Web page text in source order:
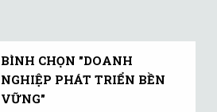
BÌNH CHỌN "DOANH
NGHIỆP PHÁT TRIỂN BỀN
VỮNG"